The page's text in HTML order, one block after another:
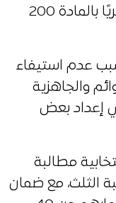
“رفض ملفات الترشح لا يرتبط حصريًا بالمادة 200
عدم استيفاء
والجاهزية
إعداد بعض
مطالبة
الثلث، مع ضمان